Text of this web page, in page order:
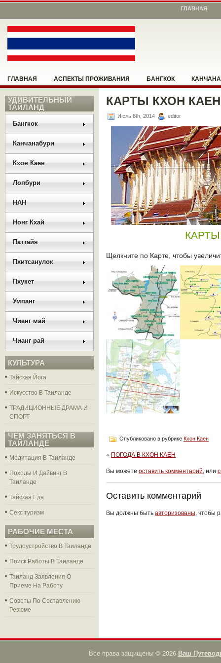
ГЛАВНАЯ
ГЛАВНАЯ АСПЕКТЫ ПРОЖИВАНИЯ БАНГКОК
НОНГ КХАЙ ПАТТАЙЯ ПОМОЖЕМ СООРИЕНТИРОВАТЬСЯ
РАЗНОЕ РУКОВОДСТВО САНГКХЛАБУРИ
УДИВИТЕЛЬНЫЙ
ТАЙЛАНД
Бангкок
Канчанабури
Кхон Каен
Лопбури
НАН
Нонг Кхай
Паттайя
Пхитсанулок
Пхукет
Умпанг
Чианг май
Чианг рай
КУЛЬТУРА
Тайская Йога
Искусство В Таиланде
ТРАДИЦИОННЫЕ ДРАМА И
СПОРТ
ЧЕМ ЗАНЯТЬСЯ В
ТАЙЛАНДЕ
Медитация В Таиланде
Походы И Дайвинг В
Таиланде
Тайская Еда
Секс туризм
РАБОЧИЕ МЕСТА
Трудоустройство В Таиланде
Поиск Работы В Таиланде
Таиланд Заявления О
Приеме На Работу
Советы По Составлению
Резюме
КАРТЫ КХОН КАЕН
Июль 8th, 2014 editor
КАРТЫ
Щелкните по Карте, чтобы
Опубликовано в рубрике Кхон Каен
« ПОГОДА В КХОН КАЕН
Вы можете оставить комментарий, или
Оставить комментарий
Вы должны бытьавторизованы, чтобы
Все права защищены © 2026 Ваш